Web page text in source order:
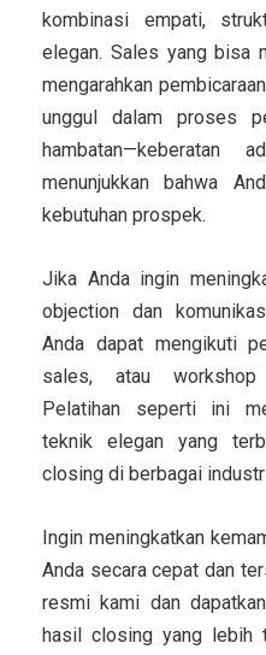
kombinasi empati,
elegan. Sales yang bisa
mengarahkan
unggul dalam proses
hambatan—keberatan
menunjukkan bahwa
kebutuhan prospek.
Jika Anda ingin
objection dan
Anda dapat mengikuti
sales, atau workshop
Pelatihan seperti ini
teknik elegan yang
closing di berbagai
Ingin meningkatkan
Anda secara cepat dan
resmi kami dan
hasil closing yang lebih